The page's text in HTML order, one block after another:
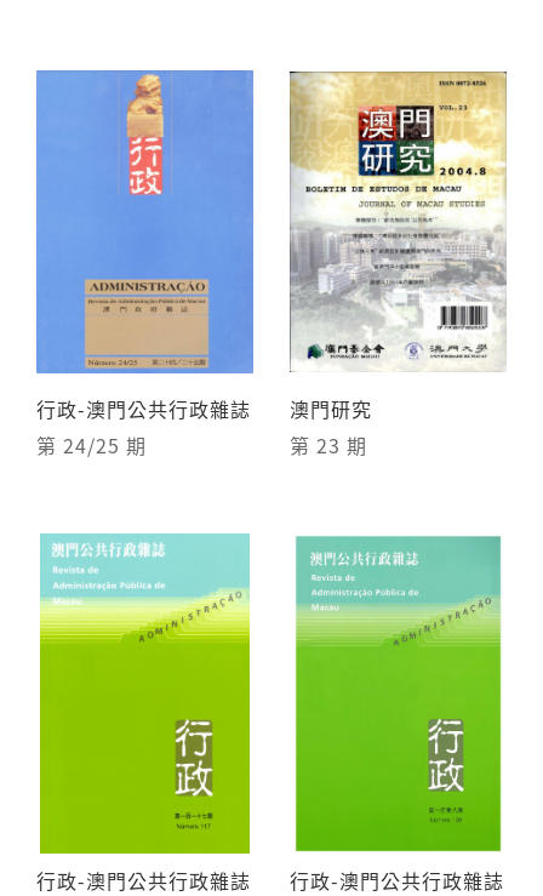
行政-澳門公共行政雜誌
第 24/25 期
澳門研究
第 23 期
行政-澳門公共行政雜誌
行政-澳門公共行政雜誌